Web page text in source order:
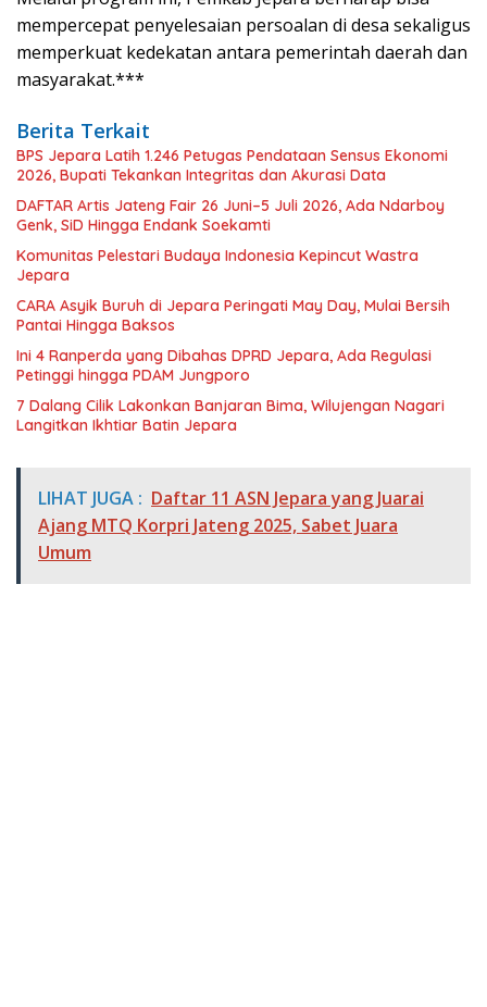
mempercepat penyelesaian persoalan di desa sekaligus
memperkuat kedekatan antara pemerintah daerah dan
masyarakat.***
Berita Terkait
BPS Jepara Latih 1.246 Petugas Pendataan Sensus Ekonomi
2026, Bupati Tekankan Integritas dan Akurasi Data
DAFTAR Artis Jateng Fair 26 Juni–5 Juli 2026, Ada Ndarboy
Genk, SiD Hingga Endank Soekamti
Komunitas Pelestari Budaya Indonesia Kepincut Wastra
Jepara
CARA Asyik Buruh di Jepara Peringati May Day, Mulai Bersih
Pantai Hingga Baksos
Ini 4 Ranperda yang Dibahas DPRD Jepara, Ada Regulasi
Petinggi hingga PDAM Jungporo
7 Dalang Cilik Lakonkan Banjaran Bima, Wilujengan Nagari
Langitkan Ikhtiar Batin Jepara
LIHAT JUGA : Daftar 11 ASN Jepara yang Juarai
Ajang MTQ Korpri Jateng 2025, Sabet Juara
Umum